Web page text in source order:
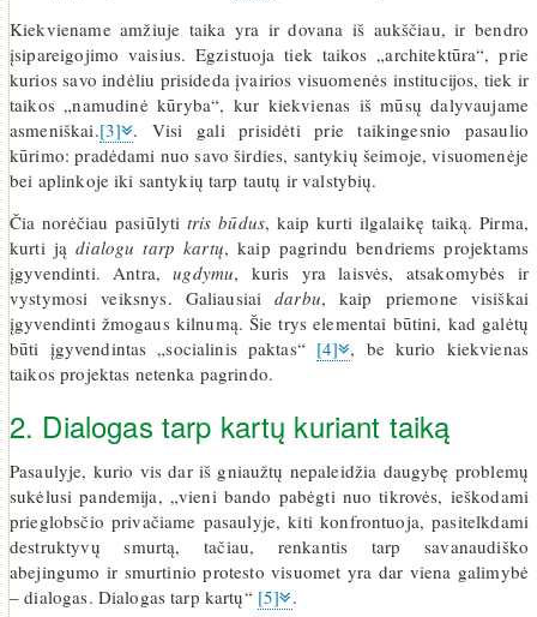
Kiekviename amžiuje taika yra ir dovana iš aukščiau, ir bendro
įsipareigojimo vaisius. Egzistuoja tiek taikos „architektūra“, prie
kurios savo indėliu prisideda įvairios visuomenės institucijos, tiek ir
taikos „namudinė kūryba“, kur kiekvienas iš mūsų dalyvaujame
asmeniškai.[3] . Visi gali prisidėti prie taikingesnio pasaulio
kūrimo: pradėdami nuo savo širdies, santykių šeimoje, visuomenėje
bei aplinkoje iki santykių tarp tautų ir valstybių.
Čia norėčiau pasiūlyti tris būdus, kaip kurti ilgalaikę taiką. Pirma,
kurti jądialogu tarp kartų, kaip pagrindu bendriems projektams
įgyvendinti. Antra,ugdymu, kuris yra laisvės, atsakomybės ir
vystymosi veiksnys. Galiausiaidarbu, kaip priemone visiškai
įgyvendinti žmogaus kilnumą. Šie trys elementai būtini, kad galėtų
būti įgyvendintas „socialinis paktas“ [4] , be kurio kiekvienas
taikos projektas netenka pagrindo.
2. Dialogas tarp kartų kuriant taiką
Pasaulyje, kurio vis dar iš gniaužtų nepaleidžia daugybę problemų
sukėlusi pandemija, „vieni bando pabėgti nuo tikrovės, ieškodami
prieglobsčio privačiame pasaulyje, kiti konfrontuoja, pasitelkdami
destruktyvų smurtą, tačiau, renkantis tarp savanaudiško
abejingumo ir smurtinio protesto visuomet yra dar viena galimybė
– dialogas. Dialogas tarp kartų“ [5] .